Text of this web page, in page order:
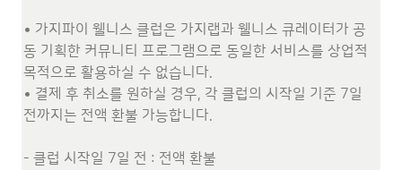
• 가지파이 웰니스 클럽은 가지랩과 웰니스 큐레이터가 공
동 기획한 커뮤니티 프로그램으로 동일한 서비스를 상업적
목적으로 활용하실 수 없습니다.
• 결제 후 취소를 원하실 경우, 각 클럽의 시작일 기준 7일
전까지는 전액 환불 가능합니다.
- 클럽 시작일 7일 전 : 전액 환불